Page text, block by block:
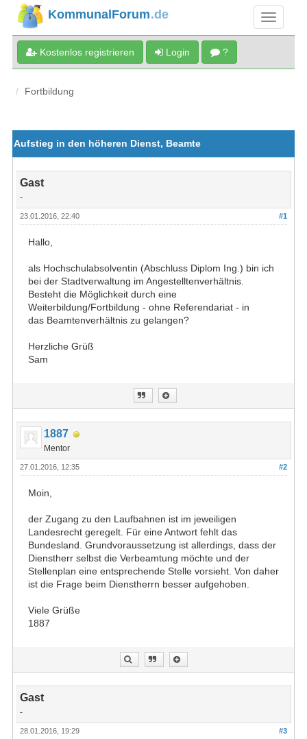
KommunalForum.de
Kostenlos registrieren Login ?
Fortbildung
Aufstieg in den höheren Dienst, Beamte
Gast
-
#1
23.01.2016, 22:40
Hallo,
als Hochschulabsolventin (Abschluss Diplom Ing.) bin ich
bei der Stadtverwaltung im Angestelltenverhältnis.
Besteht die Möglichkeit durch eine
Weiterbildung/Fortbildung - ohne Referendariat - in
das Beamtenverhältnis zu gelangen?
Herzliche Grüß
Sam
1887
Mentor
#2
27.01.2016, 12:35
Moin,
der Zugang zu den Laufbahnen ist im jeweiligen
Landesrecht geregelt. Für eine Antwort fehlt das
Bundesland. Grundvoraussetzung ist allerdings, dass der
Dienstherr selbst die Verbeamtung möchte und der
Stellenplan eine entsprechende Stelle vorsieht. Von daher
ist die Frage beim Dienstherrn besser aufgehoben.
Viele Grüße
1887
Gast
-
#3
28.01.2016, 19:29